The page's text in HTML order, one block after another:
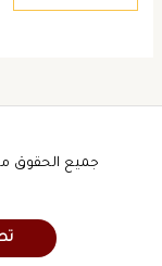
جميع الحقوق محفوظة © 2026